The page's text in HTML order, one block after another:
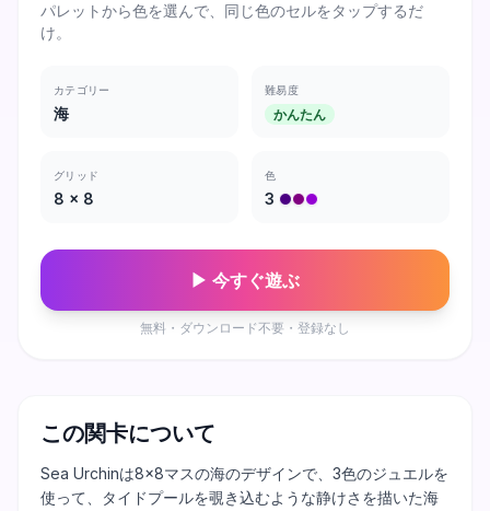
パレットから色を選んで、同じ色のセルをタップするだ
け。
カテゴリー
海
難易度
かんたん
グリッド
8 × 8
色
3
▶ 今すぐ遊ぶ
無料・ダウンロード不要・登録なし
この関卡について
Sea Urchinは8×8マスの海のデザインで、3色のジュエルを
使って、タイドプールを覗き込むような静けさを描いた海